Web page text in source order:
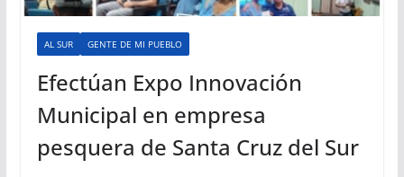
AL SUR GENTE DE MI PUEBLO
Efectúan Expo Innovación
Municipal en empresa
pesquera de Santa Cruz del Sur